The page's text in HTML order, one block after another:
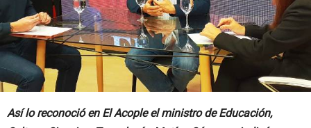
Así lo reconoció en El Acople el ministro de Educación,